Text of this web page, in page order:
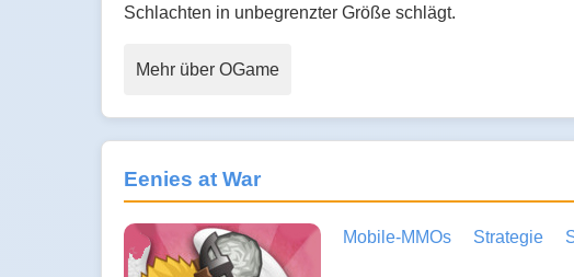
Schlachten in unbegrenzter Größe schlägt.
Mehr über OGame
Eenies at War
Mobile-MMOs Strategie